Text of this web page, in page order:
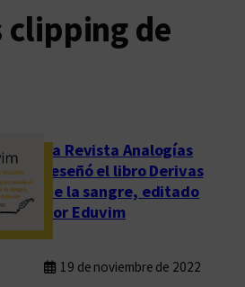
de
La Revista Analogías
reseñó el libro Derivas
de la sangre, editado
por Eduvim
19 de noviembre de 2022